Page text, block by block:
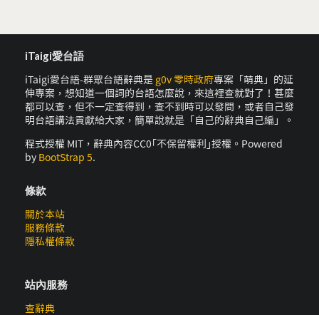
iTaigi愛台語
iTaigi愛台語-群眾台語辭典是 g0v 零時政府專案「萌典」的延
伸專案，想知道一個詞的台語怎麼說，來這裡查就對了！甚麼
都可以查，但不一定查得到，查不到時可以發問，或者自己發
明台語講法貢獻給大家，簡單說就是「自己的辭典自己編」。
程式授權 MIT，辭典內容CC0｢不保留權利｣授權。Powered
by BootStrap 5.
條款
關於本站
服務條款
隱私權條款
站內服務
查辭典